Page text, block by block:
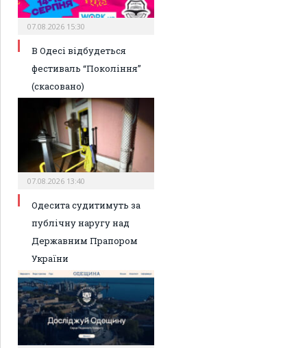
07.08.2026 15:30
В Одесі відбудеться
фестиваль “Покоління”
(скасовано)
07.08.2026 13:40
Одесита судитимуть за
публічну наругу над
Державним Прапором
України